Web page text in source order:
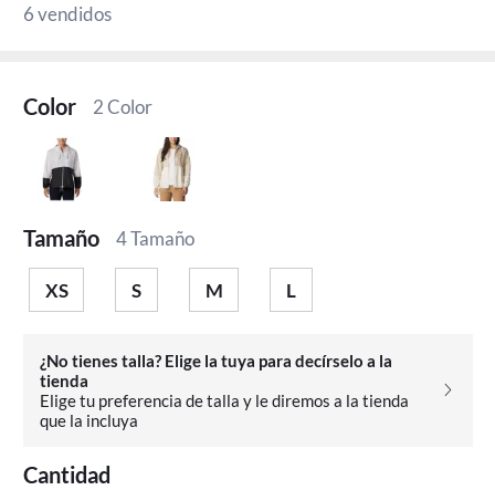
6 vendidos
Color 2 Color
Tamaño 4 Tamaño
XS S M L
¿No tienes talla? Elige la tuya para decírselo a la
tienda
Elige tu preferencia de talla y le diremos a la tienda
que la incluya
Cantidad